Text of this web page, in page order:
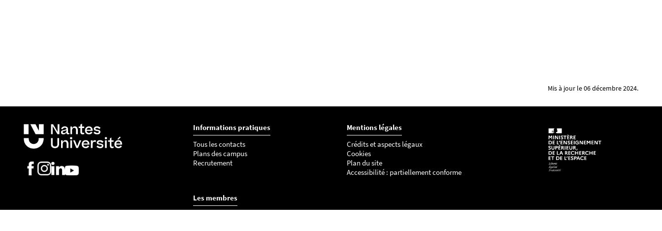
Mis à jour le 06 décembre 2024.
Informations pratiques
Tous les contacts
Plans des campus
Recrutement
Mentions légales
Crédits et aspects légaux
Cookies
Plan du site
Accessibilité : partiellement conforme
Les membres